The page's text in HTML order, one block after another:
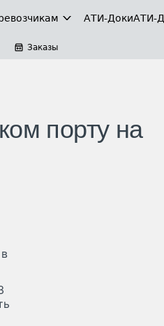
АТИ-ДокиАТИ-
Заказы
порту на